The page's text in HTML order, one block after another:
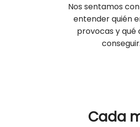
Nos sentamos
entender quién
provocas y qué
conseguir.
Cada